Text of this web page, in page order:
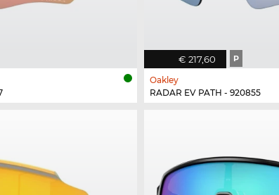
€ 217,60 P
Oakley
RADAR EV PATH - 920855